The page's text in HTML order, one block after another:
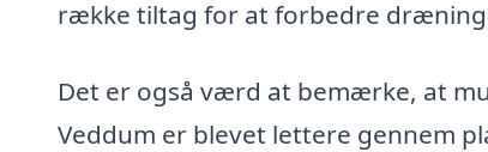
række tiltag for at forbedre
Det er også værd at bemærke, at
Veddum er blevet lettere gennem